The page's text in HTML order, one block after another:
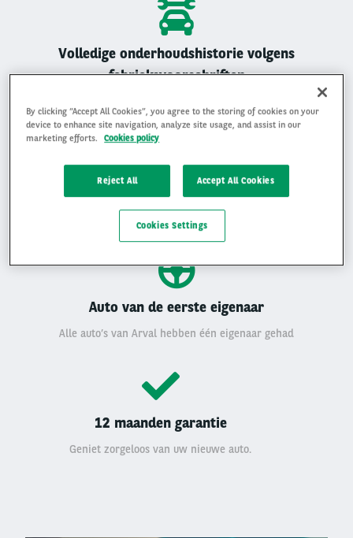
Volledige onderhoudshistorie volgens
fabrieksvoorschriften
Gemiddelde beoordeling van 4,9 op 5
Auto van de eerste eigenaar
Alle auto’s van Arval hebben één eigenaar gehad
12 maanden garantie
Geniet zorgeloos van uw nieuwe auto.
By clicking “Accept All Cookies”, you agree to the storing of cookies on your
device to enhance site navigation, analyze site usage, and assist in our
marketing efforts.
Cookies policy
Reject All Accept All Cookies
Cookies Settings